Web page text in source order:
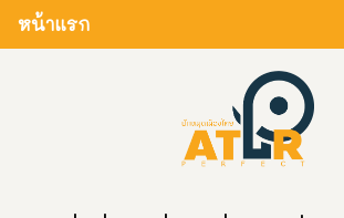
หน้าแรก